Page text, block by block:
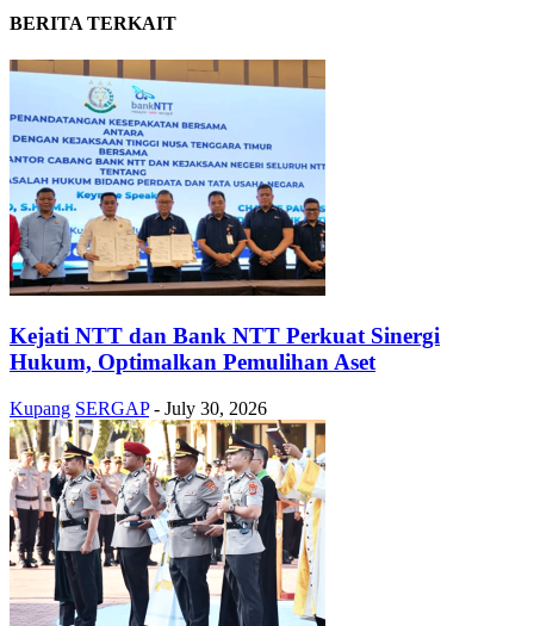
BERITA TERKAIT
Kejati NTT dan Bank NTT Perkuat Sinergi
Hukum, Optimalkan Pemulihan Aset
Kupang SERGAP - July 30, 2026